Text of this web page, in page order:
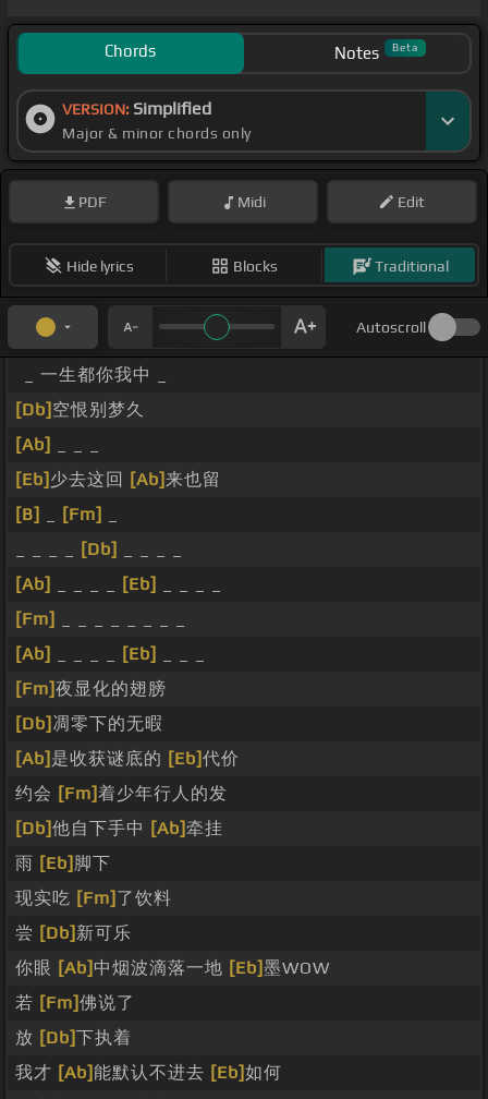
Chords Notes Beta
VERSION: Simplified
Major & minor chords only
PDF Midi Edit
Hide lyrics Blocks Traditional
Autoscroll
_ 一生都你我中 _
[Db] 空恨别梦久
[Ab]
[Eb] 少去这回 [Ab]来也留
[B]
[Fm]
[Db]
[Ab]
[Eb]
[Fm]
[Ab]
[Eb]
[Fm]夜显化的翅膀
[Db] 凋零下的无暇
[Ab] 是收获谜底的 [Eb]代价
约会 [Fm]着少年行人的发
[Db]他自下手中 [Ab]牵挂
雨 [Eb] 脚下
现实吃 [Fm] 了饮料
尝 [Db] 新可乐
你眼 [Ab] 中烟波滴落一地 [Eb]墨WOW
若 [Fm]佛说了
放 [Db]下执着
我才 [Ab]能默认不进去 [Eb]如何